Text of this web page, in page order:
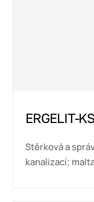
ERGELIT-
Stěrková a
kanalizací;